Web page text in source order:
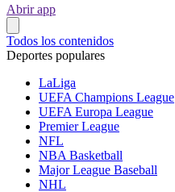
Abrir app
Todos los contenidos
Deportes populares
LaLiga
UEFA Champions League
UEFA Europa League
Premier League
NFL
NBA Basketball
Major League Baseball
NHL